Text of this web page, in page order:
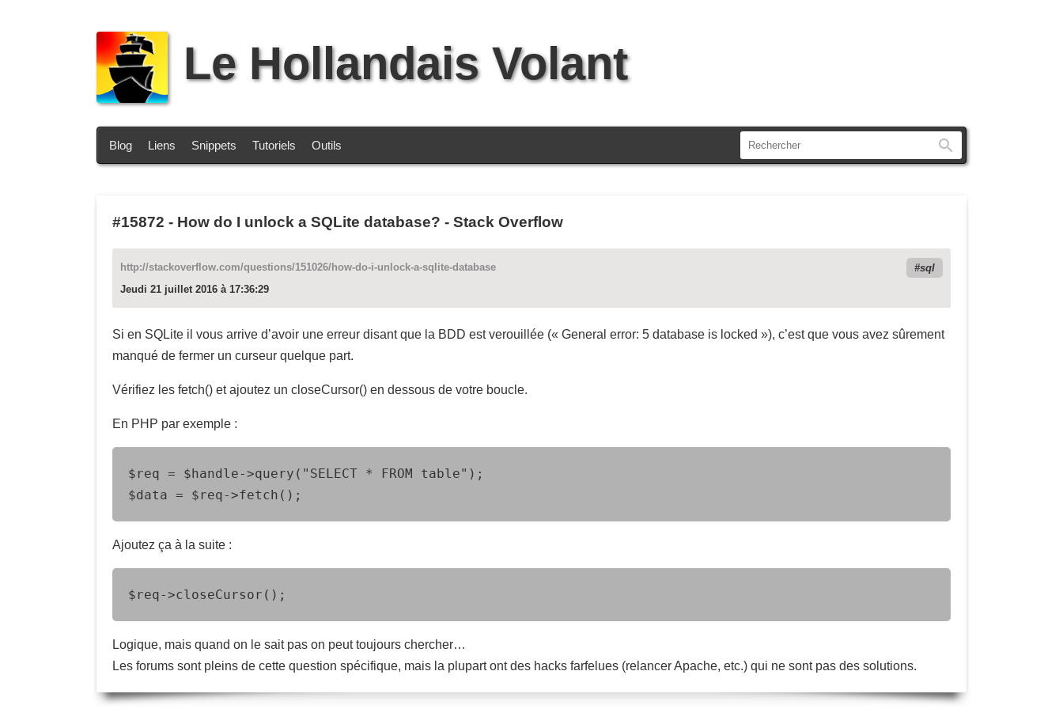
Le Hollandais Volant
Blog Liens Snippets Tutoriels Outils
#15872 - How do I unlock a SQLite database? - Stack Overflow
http://stackoverflow.com/questions/151026/how-do-i-unlock-a-sqlite-database
sql
Jeudi 21 juillet 2016 à 17:36:29
Si en SQLite il vous arrive d’avoir une erreur disant que la BDD est verouillée (« General error: 5 database is locked »), c’est que vous avez sûrement
manqué de fermer un curseur quelque part.
Vérifiez les fetch() et ajoutez un closeCursor() en dessous de votre boucle.
En PHP par exemple :
$req = $handle->query("SELECT * FROM table");
$data = $req->fetch();
Ajoutez ça à la suite :
$req->closeCursor();
Logique, mais quand on le sait pas on peut toujours chercher…
Les forums sont pleins de cette question spécifique, mais la plupart ont des hacks farfelues (relancer Apache, etc.) qui ne sont pas des solutions.